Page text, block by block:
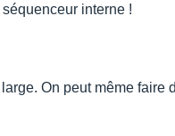
séquenceur interne !
On peut même faire